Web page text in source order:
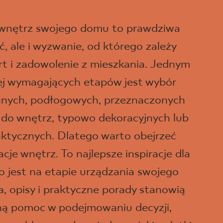
swojego domu to prawdziwa
ale i wyzwanie, od którego zależy
i zadowolenie z mieszkania. Jednym
wymagających etapów jest wybór
podłogowych, przeznaczonych
wnętrz, typowo dekoracyjnych lub
Dlatego warto obejrzeć
wnętrz. To najlepsze inspiracje dla
jest na etapie urządzania swojego
opisy i praktyczne porady stanowią
pomoc w podejmowaniu decyzji,